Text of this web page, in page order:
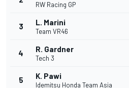
RW Racing GP
3 L. Marini
Team VR46
4 R. Gardner
Tech 3
5 K. Pawi
Idemitsu Honda Team Asia